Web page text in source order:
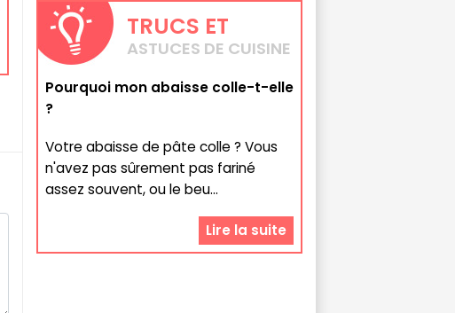
TRUCS ET
ASTUCES DE CUISINE
Pourquoi mon abaisse colle-t-elle
?
Votre abaisse de pâte colle ? Vous
n'avez pas sûrement pas fariné
assez souvent, ou le beu...
Lire la suite